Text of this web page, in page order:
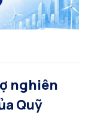
nghiên
Quỹ